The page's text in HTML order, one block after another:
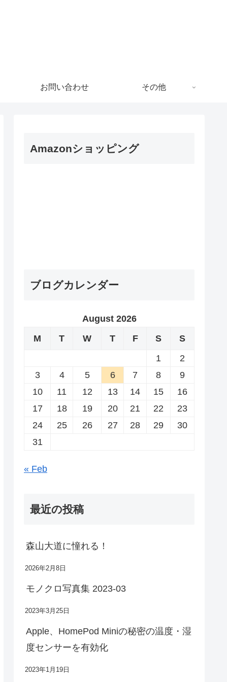
お問い合わせ その他
Amazonショッピング
ブログカレンダー
August 2026
M
T W T F S
S
1
2
3
4 5 6 7 8
9
10
11 12 13 14 15
16
17
18 19 20 21 22
23
24
25 26 27 28 29
30
31
« Feb
最近の投稿
森山大道に憧れる！
2026年2月8日
モノクロ写真集 2023-03
2023年3月25日
Apple、HomePod Miniの秘密の温度・湿
度センサーを有効化
2023年1月19日